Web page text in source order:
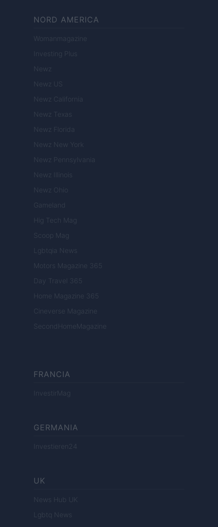
NORD AMERICA
Womanmagazine
Investing Plus
Newz
Newz US
Newz California
Newz Texas
Newz Florida
Newz New York
Newz Pennsylvania
Newz Illinois
Newz Ohio
Gameland
Hig Tech Mag
Scoop Mag
Lgbtqia News
Motors Magazine 365
Day Travel 365
Home Magazine 365
Cineverse Magazine
SecondHomeMagazine
FRANCIA
InvestirMag
GERMANIA
Investieren24
UK
News Hub UK
Lgbtq News